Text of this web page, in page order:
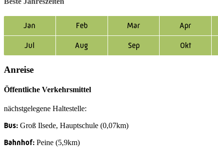
Jan Feb Mar Apr
Jul Aug Sep Okt
Anreise
Öffentliche Verkehrsmittel
nächstgelegene Haltestelle:
Bus: Groß Ilsede, Hauptschule (0,07km)
Bahnhof: Peine (5,9km)